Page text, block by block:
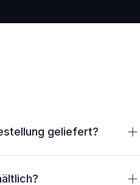
geliefert?
Die Zustellung erfolgt